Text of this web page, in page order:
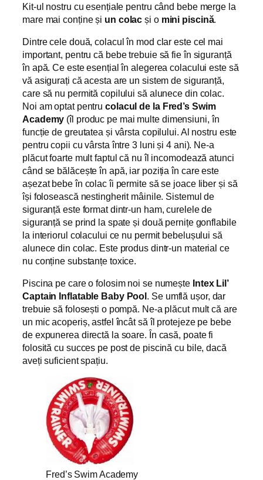
Kit-ul nostru cu esențiale pentru când bebe merge la
mare mai conține și un colacși omini piscină.
Dintre cele două, colacul în mod clar este cel mai
important, pentru că bebe trebuie să fie în siguranță
în apă. Ce este esențial în alegerea colacului este să
vă asigurați că acesta are un sistem de siguranță,
care să nu permită copilului să alunece din colac.
Noi am optat pentru colacul de la Fred’s Swim
Academy (îl produc pe mai multe dimensiuni, în
funcție de greutatea și vârsta copilului. Al nostru este
pentru copii cu vârsta între 3 luni și 4 ani). Ne-a
plăcut foarte mult faptul că nu îl incomodează atunci
când se bălăcește în apă, iar poziția în care este
așezat bebe în colac îi permite să se joace liber și să
își folosească nestingherit mâinile. Sistemul de
siguranță este format dintr-un ham, curelele de
siguranță se prind la spate și două pernițe gonflabile
la interiorul colacului ce nu permit bebelușului să
alunece din colac. Este produs dintr-un material ce
nu conține substanțe toxice.
Piscina pe care o folosim noi se numește Intex Lil’
Captain Inflatable Baby Pool . Se umflă ușor, dar
trebuie să folosești o pompă. Ne-a plăcut mult că are
un mic acoperiș, astfel încât să îl protejeze pe bebe
de expunerea directă la soare. În casă, poate fi
folosită cu succes pe post de piscină cu bile, dacă
aveți suficient spațiu.
Fred’s Swim Academy